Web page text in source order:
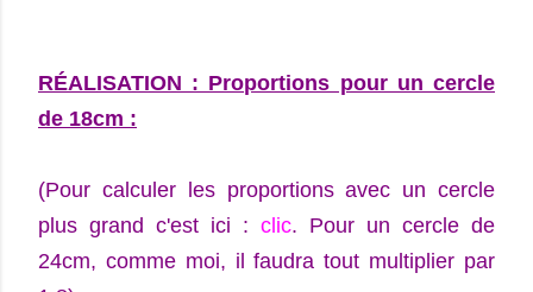
RÉALISATION : Proportions pour un cercle
de 18cm :
(Pour calculer les proportions avec un cercle
plus grand c'est ici : clic. Pour un cercle de
24cm, comme moi, il faudra tout multiplier par